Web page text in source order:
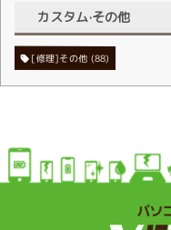
カスタム·その他
[修理]その他 (88)